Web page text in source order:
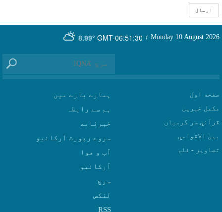
GMT-06:51:30
8.99° Monday 10 August 2026 ؛
صفحه اول
مکمل خبریں
قرآني سر گرمياں
بين الاقوامي
تصاوير - فلم
ہمارے بارے میں
ہم سے رابطہ
سروے رپورٹ آرکائیو
آب و هوا
سرچ
لنکس
RSS